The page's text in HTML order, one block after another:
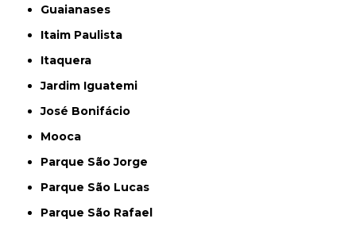
Guaianases
Itaim Paulista
Itaquera
Jardim Iguatemi
José Bonifácio
Mooca
Parque São Jorge
Parque São Lucas
Parque São Rafael